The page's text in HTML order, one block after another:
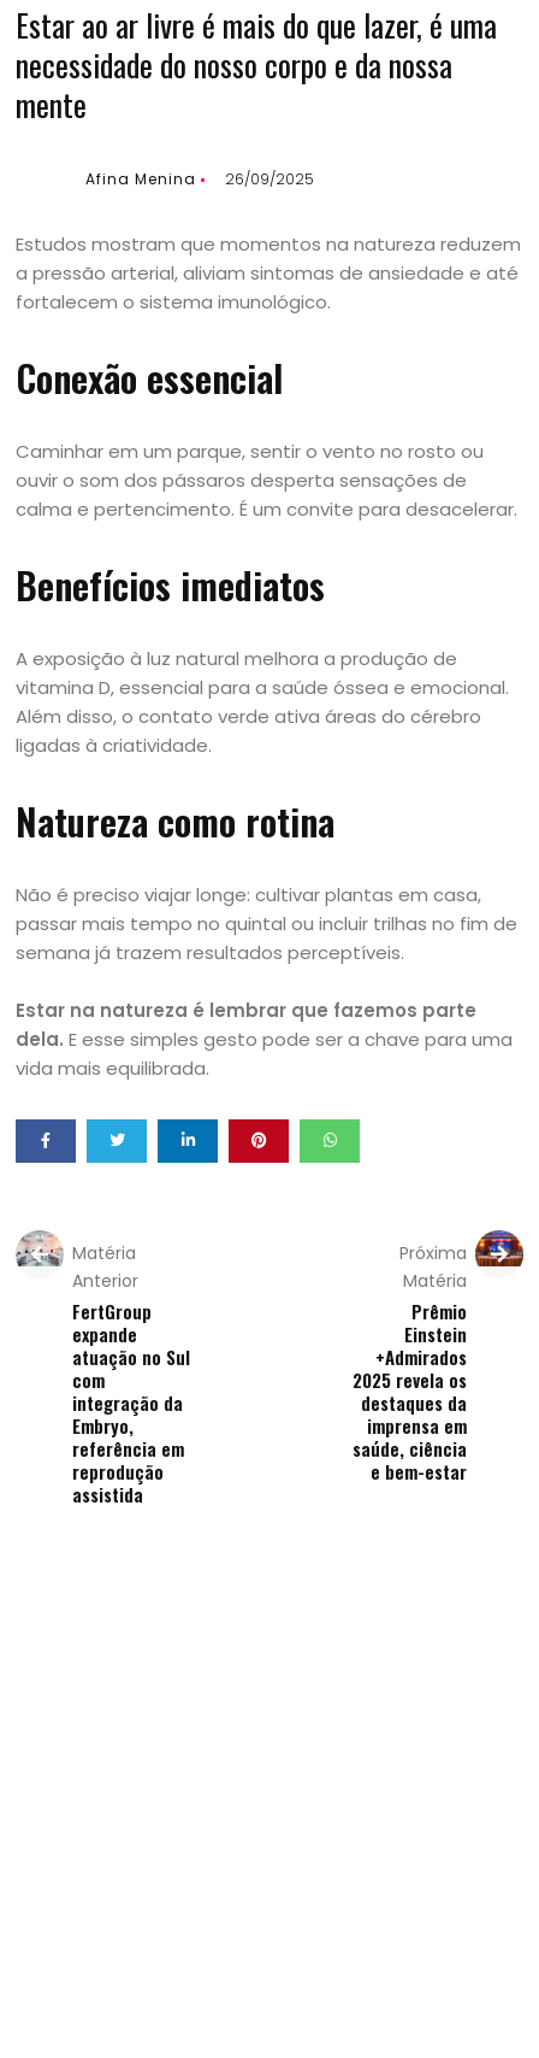
Estar ao ar livre é mais do que lazer, é uma
necessidade do nosso corpo e da nossa
mente
Afina Menina 26/09/2025
Estudos mostram que momentos na natureza reduzem
a pressão arterial, aliviam sintomas de ansiedade e até
fortalecem o sistema imunológico.
Conexão essencial
Caminhar em um parque, sentir o vento no rosto ou
ouvir o som dos pássaros desperta sensações de
calma e pertencimento. É um convite para desacelerar.
Benefícios imediatos
A exposição à luz natural melhora a produção de
vitamina D, essencial para a saúde óssea e emocional.
Além disso, o contato verde ativa áreas do cérebro
ligadas à criatividade.
Natureza como rotina
Não é preciso viajar longe: cultivar plantas em casa,
passar mais tempo no quintal ou incluir trilhas no fim de
semana já trazem resultados perceptíveis.
Estar na natureza é lembrar que fazemos parte
dela. E esse simples gesto pode ser a chave para uma
vida mais equilibrada.
Matéria
Anterior
FertGroup
expande
atuação no Sul
com
integração da
Embryo,
referência em
reprodução
assistida
Próxima
Matéria
Prêmio
Einstein
+Admirados
2025 revela os
destaques da
imprensa em
saúde, ciência
e bem-estar